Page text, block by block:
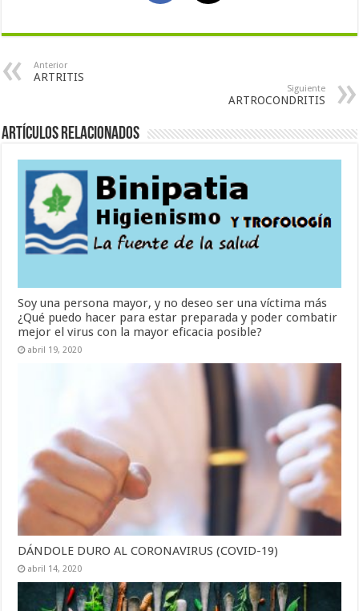
Anterior
ARTRITIS
Siguiente
ARTROCONDRITIS
Artículos Relacionados
Soy una persona mayor, y no deseo ser una víctima más
¿Qué puedo hacer para estar preparada y poder combatir
mejor el virus con la mayor eficacia posible?
abril 19, 2020
DÁNDOLE DURO AL CORONAVIRUS (COVID-19)
abril 14, 2020